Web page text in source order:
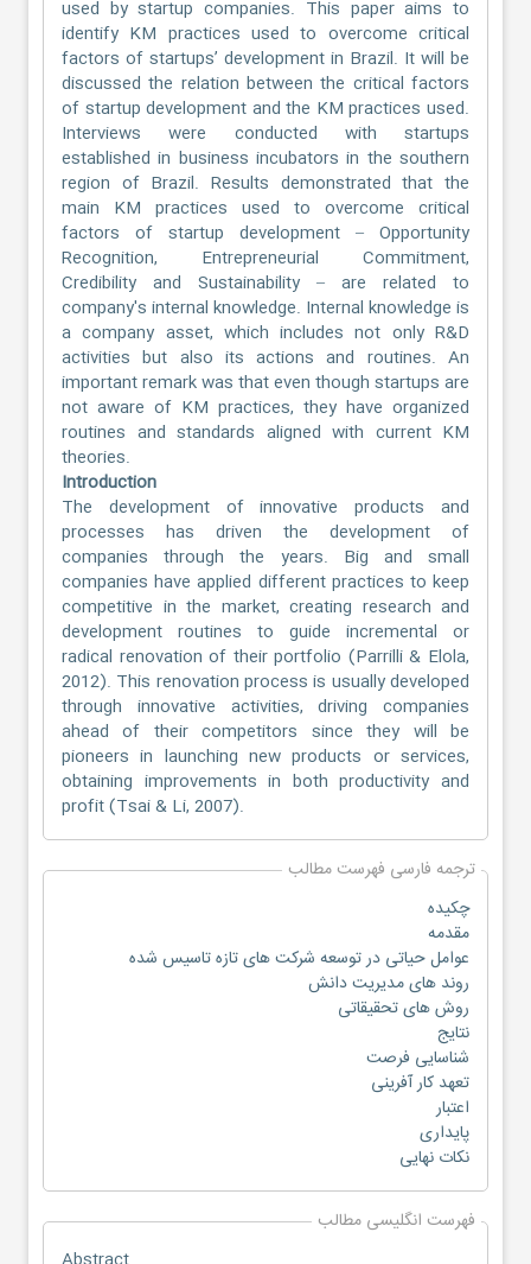
used by startup companies. This paper aims to
identify KM practices used to overcome critical
factors of startups’ development in Brazil. It will be
discussed the relation between the critical factors
of startup development and the KM practices used.
Interviews were conducted with startups
established in business incubators in the southern
region of Brazil. Results demonstrated that the
main KM practices used to overcome critical
factors of startup development – Opportunity
Recognition, Entrepreneurial Commitment,
Credibility and Sustainability – are related to
company's internal knowledge. Internal knowledge is
a company asset, which includes not only R&D
activities but also its actions and routines. An
important remark was that even though startups are
not aware of KM practices, they have organized
routines and standards aligned with current KM
theories.
Introduction
The development of innovative products and
processes has driven the development of
companies through the years. Big and small
companies have applied different practices to keep
competitive in the market, creating research and
development routines to guide incremental or
radical renovation of their portfolio (Parrilli & Elola,
2012). This renovation process is usually developed
through innovative activities, driving companies
ahead of their competitors since they will be
pioneers in launching new products or services,
obtaining improvements in both productivity and
profit (Tsai & Li, 2007).
ترجمه فارسی فهرست مطالب
چکیده
مقدمه
عوامل حیاتی در توسعه شرکت های تازه تاسیس شده
روند های مدیریت دانش
روش های تحقیقاتی
نتایج
شناسایی فرصت
تعهد کار آفرینی
اعتبار
پایداری
نکات نهایی
فهرست انگلیسی مطالب